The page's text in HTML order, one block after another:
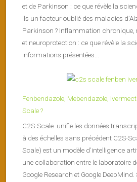
et de Parkinson : ce que révèle la
ils un facteur oublié des maladies
Parkinson ? Inflammation chronique,
et neuroprotection : ce que révèle la
informations présentées...
Fenbendazole, Mebendazole,
Scale ?
C2S-Scale unifie les données
à des échelles sans précédent C2S-
Scale) est un modèle d’intelligence
une collaboration entre le laboratoire
Google Research et Google